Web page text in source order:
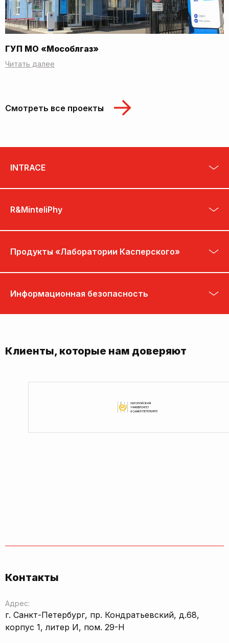
ГУП МО «Мособлгаз»
Читать далее
Смотреть все проекты
INTRACE
R&MinteliPhy
Продукты «Лаборатории Касперского»
Информационная безопасность
Клиенты, которые нам доверяют
Контакты
Адрес:
г. Санкт-Петербург, пр. Кондратьевский, д.68,
корпус 1, литер И, пом. 29-Н